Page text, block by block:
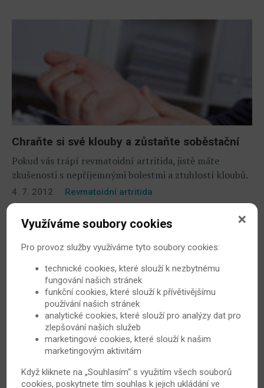
Chraňte si své klouby a zůstaňte soběstační
Pokud vás trápí revmatoidní artritida, jistě máte
zkušenosti s nepříjemnými bolestmi a ztuhlostí kloubů.
4. 7. 2012 Revmatoidní artritida
Jezte třešně, jsou dobré na klouby
Britští vědci z bostonské univerzity před nedávnem
ohromili veřejnost tvrzením, že konzumace třešní
Využíváme soubory cookies
Pro provoz služby využíváme tyto soubory cookies:
technické cookies, které slouží k nezbytnému
fungování našich stránek
funkční cookies, které slouží k přívětivějšímu
používání našich stránek
analytické cookies, které slouží pro analýzy dat pro
zlepšování našich služeb
marketingové cookies, které slouží k našim
marketingovým aktivitám
Když kliknete na „Souhlasím“ s využitím všech souborů
cookies, poskytnete tím souhlas k jejich ukládání ve